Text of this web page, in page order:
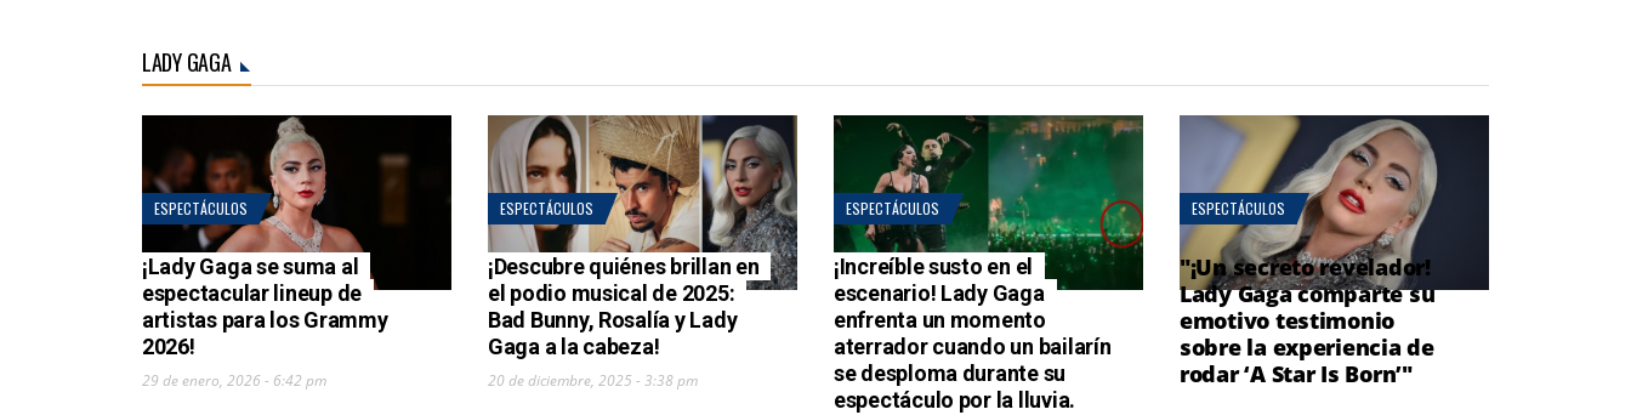
LADY GAGA
ESPECTÁCULOS
¡Lady Gaga se suma al
espectacular lineup de
artistas para los Grammy
2026!
29 de enero, 2026 - 6:42 pm
ESPECTÁCULOS
¡Descubre quiénes brillan en
el podio musical de 2025:
Bad Bunny, Rosalía y Lady
Gaga a la cabeza!
20 de diciembre, 2025 - 3:38 pm
ESPECTÁCULOS
¡Increíble susto en el
escenario! Lady Gaga
enfrenta un momento
aterrador cuando un bailarín
se desploma durante su
espectáculo por la lluvia.
ESPECTÁCULOS
"¡Un secreto revelador!
Lady Gaga comparte su
emotivo testimonio
sobre la experiencia de
rodar ‘A Star Is Born’"